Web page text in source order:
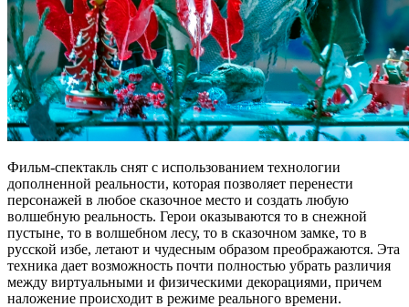
Фильм-спектакль снят с использованием технологии
дополненной реальности, которая позволяет перенести
персонажей в любое сказочное место и создать любую
волшебную реальность. Герои оказываются то в снежной
пустыне, то в волшебном лесу, то в сказочном замке, то в
русской избе, летают и чудесным образом преображаются. Эта
техника дает возможность почти полностью убрать различия
между виртуальными и физическими декорациями, причем
наложение происходит в режиме реального времени.